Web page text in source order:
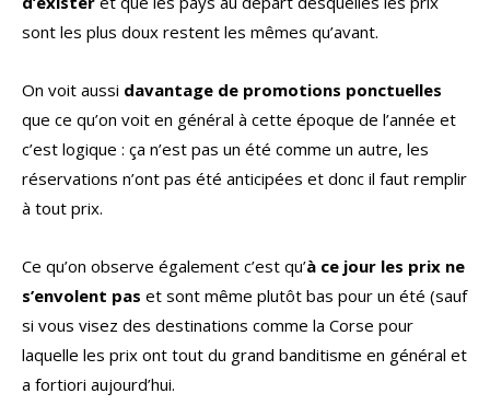
sont les plus doux restent les mêmes qu’avant.
On voit aussi davantage de promotions ponctuelles
que ce qu’on voit en général à cette époque de l’année et
c’est logique : ça n’est pas un été comme un autre, les
réservations n’ont pas été anticipées et donc il faut remplir
à tout prix.
Ce qu’on observe également c’est qu’à ce jour les prix ne
s’envolent pas et sont même plutôt bas pour un été (sauf
si vous visez des destinations comme la Corse pour
laquelle les prix ont tout du grand banditisme en général et
a fortiori aujourd’hui.